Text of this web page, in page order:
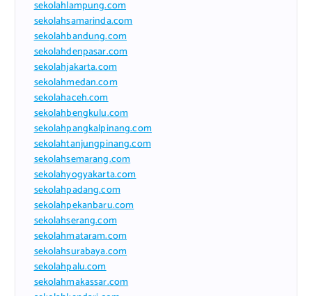
sekolahlampung.com
sekolahsamarinda.com
sekolahbandung.com
sekolahdenpasar.com
sekolahjakarta.com
sekolahmedan.com
sekolahaceh.com
sekolahbengkulu.com
sekolahpangkalpinang.com
sekolahtanjungpinang.com
sekolahsemarang.com
sekolahyogyakarta.com
sekolahpadang.com
sekolahpekanbaru.com
sekolahserang.com
sekolahmataram.com
sekolahsurabaya.com
sekolahpalu.com
sekolahmakassar.com